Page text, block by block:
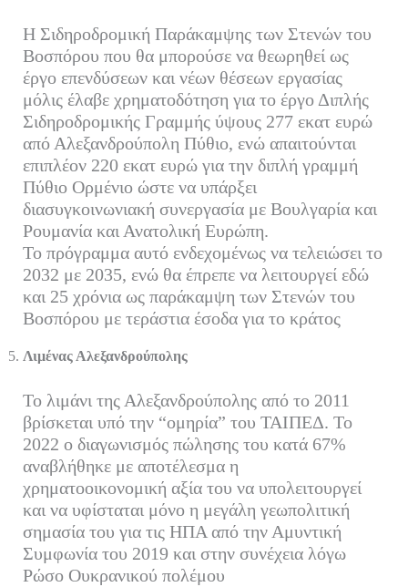
Η Σιδηροδρομική Παράκαμψης των Στενών του
Βοσπόρου που θα μπορούσε να θεωρηθεί ως
έργο επενδύσεων και νέων θέσεων εργασίας
μόλις έλαβε χρηματοδότηση για το έργο Διπλής
Σιδηροδρομικής Γραμμής ύψους 277 εκατ ευρώ
από Αλεξανδρούπολη Πύθιο, ενώ απαιτούνται
επιπλέον 220 εκατ ευρώ για την διπλή γραμμή
Πύθιο Ορμένιο ώστε να υπάρξει
διασυγκοινωνιακή συνεργασία με Βουλγαρία και
Ρουμανία και Ανατολική Ευρώπη.
Το πρόγραμμα αυτό ενδεχομένως να τελειώσει το
2032 με 2035, ενώ θα έπρεπε να λειτουργεί εδώ
και 25 χρόνια ως παράκαμψη των Στενών του
Βοσπόρου με τεράστια έσοδα για το κράτος
Λιμένας Αλεξανδρούπολης
Το λιμάνι της Αλεξανδρούπολης από το 2011
βρίσκεται υπό την “ομηρία” του ΤΑΙΠΕΔ. Το
2022 ο διαγωνισμός πώλησης του κατά 67%
αναβλήθηκε με αποτέλεσμα η
χρηματοοικονομική αξία του να υπολειτουργεί
και να υφίσταται μόνο η μεγάλη γεωπολιτική
σημασία του για τις ΗΠΑ από την Αμυντική
Συμφωνία του 2019 και στην συνέχεια λόγω
Ρώσο Ουκρανικού πολέμου